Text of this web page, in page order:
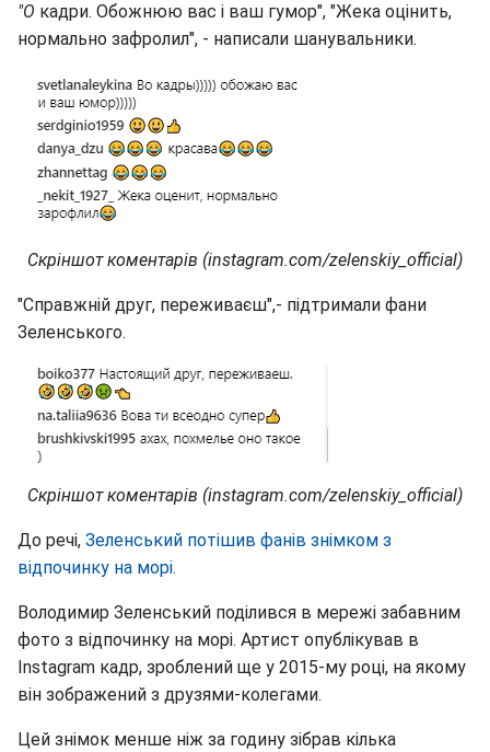
"О кадри. Обожнюю вас і ваш гумор", "Жека оцінить,
нормально зафролил", - написали шанувальники.
Скріншот коментарів (instagram.com/zelenskiy_official)
"Справжній друг, переживаєш",- підтримали фани
Зеленського.
Скріншот коментарів (instagram.com/zelenskiy_official)
До речі, Зеленський потішив фанів знімком з
відпочинку на морі.
Володимир Зеленський поділився в мережі забавним
фото з відпочинку на морі. Артист опублікував в
Instagram кадр, зроблений ще у 2015-му році, на якому
він зображений з друзями-колегами.
Цей знімок менше ніж за годину зібрав кілька